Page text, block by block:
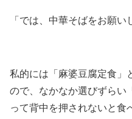
「では、中華そばをお願い
私的には「麻婆豆腐定食」
ので、なかなか選びずらい
って背中を押されないと食